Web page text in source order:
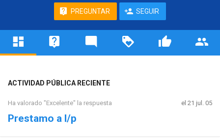
PREGUNTAR SEGUIR
ACTIVIDAD PÚBLICA RECIENTE
Ha valorado "Excelente" la respuesta el 21 jul. 05
Prestamo a l/p